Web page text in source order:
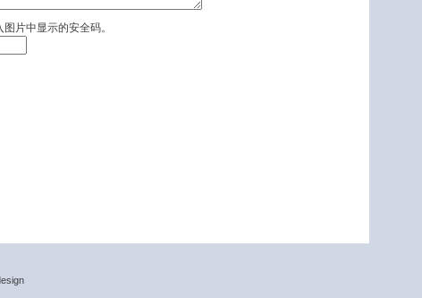
片中显示的安全码。